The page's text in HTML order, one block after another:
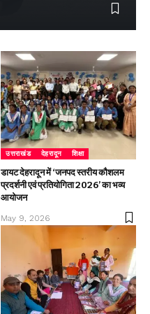
उत्तराखंड देहरादून शिक्षा
डायट देहरादून में ‘जनपद स्तरीय कौशलम
प्रदर्शनी एवं प्रतियोगिता 2026’ का भव्य
आयोजन
May 9, 2026